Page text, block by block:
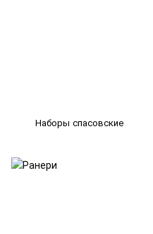
Наборы спасовские